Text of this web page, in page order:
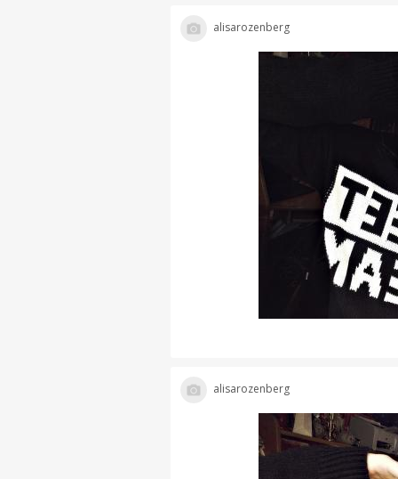
alisarozenberg
alisarozenberg